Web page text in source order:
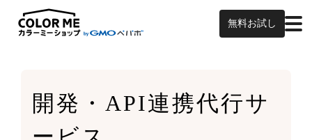
無料お試し
開発・API連携代行サ